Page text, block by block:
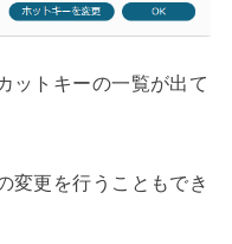
ットキーの一覧が出て
変更を行うこともでき